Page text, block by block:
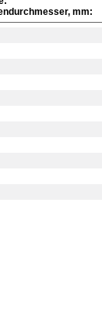
mm: